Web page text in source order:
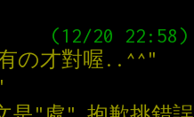
の才對喔..^^"